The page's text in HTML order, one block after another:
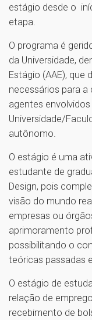
estágio desde o
etapa.
O programa é
da Universidade,
Estágio (AAE),
necessários para
agentes
Universidade/
autônomo.
O estágio é uma
estudante de
Design, pois
visão do mundo
empresas ou
aprimoramento
possibilitando o
teóricas passadas
O estágio de
relação de
recebimento de